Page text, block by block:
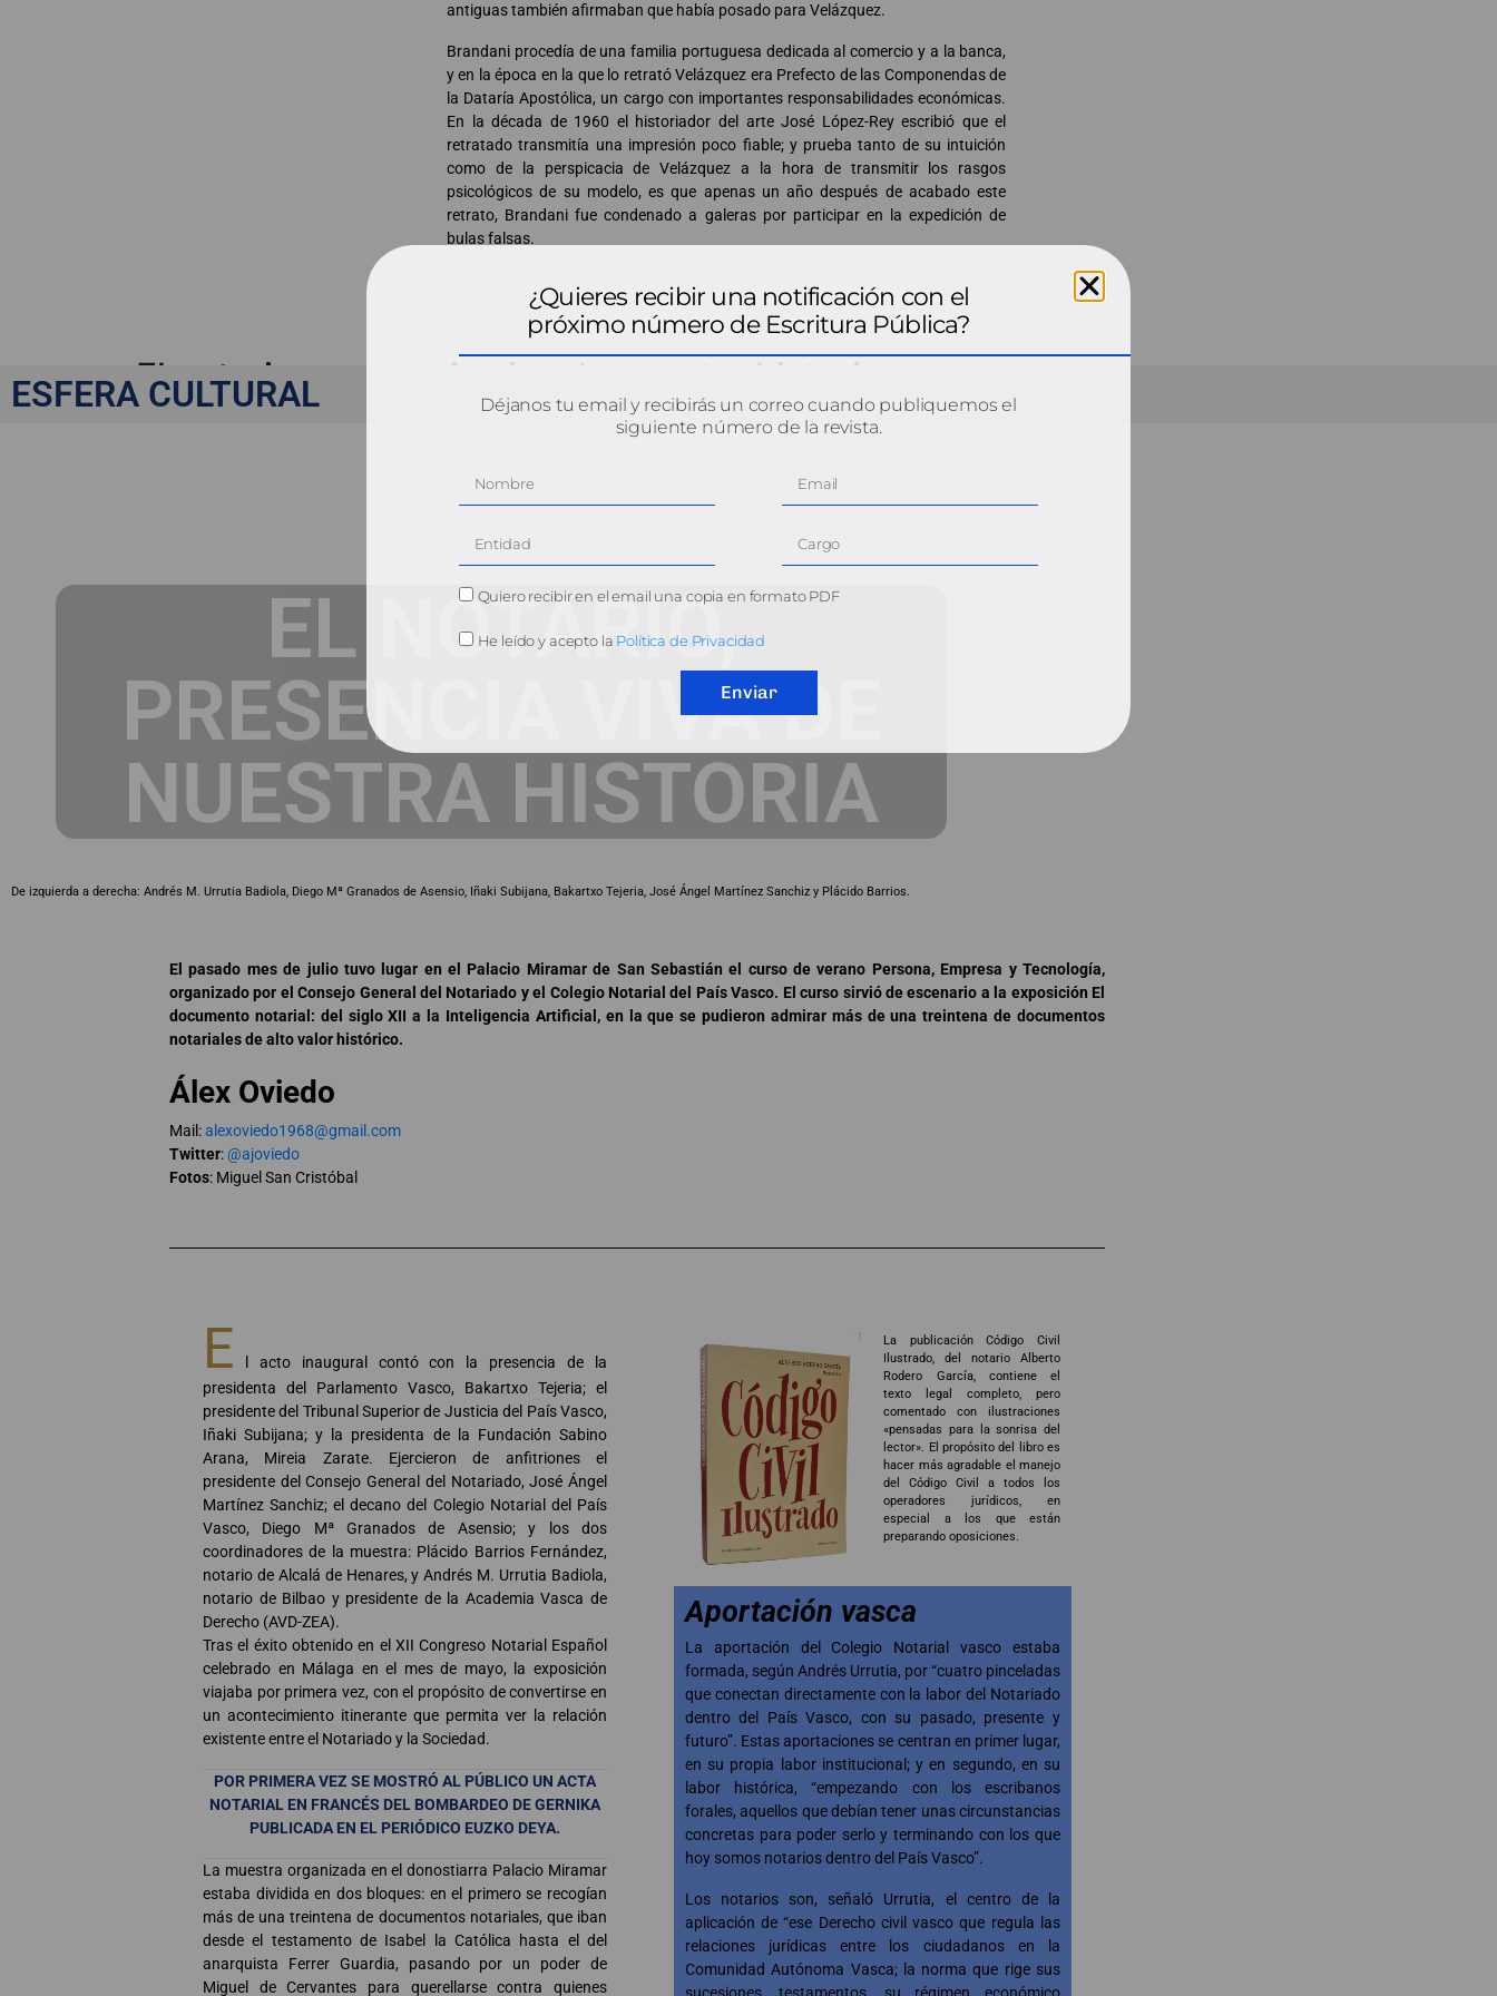
antiguas también afirmaban que había posado para Velázquez.
Brandani procedía de una familia portuguesa dedicada al comercio y a la banca,
y en la época en la que lo retrató Velázquez era Prefecto de las Componendas de
la Dataría Apostólica, un cargo con importantes responsabilidades económicas.
En la década de 1960 el historiador del arte José López-Rey escribió que el
retratado transmitía una impresión poco fiable; y prueba tanto de su intuición
como de la perspicacia de Velázquez a la hora de transmitir los rasgos
psicológicos de su modelo, es que apenas un año después de acabado este
retrato, Brandani fue condenado a galeras por participar en la expedición de
bulas falsas.
El notario, presencia viva de nuestra historia
ESFERA CULTURAL
EL NOTARIO,
PRESENCIA VIVA DE
NUESTRA HISTORIA
De izquierda a derecha: Andrés M. Urrutia Badiola, Diego Mª Granados de Asensio, Iñaki Subijana, Bakartxo Tejeria, José Ángel Martínez Sanchiz y Plácido Barrios.
El pasado mes de julio tuvo lugar en el Palacio Miramar de San Sebastián el curso de verano Persona, Empresa y Tecnología,
organizado por el Consejo General del Notariado y el Colegio Notarial del País Vasco. El curso sirvió de escenario a la exposición El
documento notarial: del siglo XII a la Inteligencia Artificial, en la que se pudieron admirar más de una treintena de documentos
notariales de alto valor histórico.
Álex Oviedo
Mail:alexoviedo1968@gmail.com
Twitter:@ajoviedo
Fotos: Miguel San Cristóbal
E
l acto inaugural contó con la presencia de la
presidenta del Parlamento Vasco, Bakartxo Tejeria; el
presidente del Tribunal Superior de Justicia del País Vasco,
Iñaki Subijana; y la presidenta de la Fundación Sabino
Arana, Mireia Zarate. Ejercieron de anfitriones el
presidente del Consejo General del Notariado, José Ángel
Martínez Sanchiz; el decano del Colegio Notarial del País
Vasco, Diego Mª Granados de Asensio; y los dos
coordinadores de la muestra: Plácido Barrios Fernández,
notario de Alcalá de Henares, y Andrés M. Urrutia Badiola,
notario de Bilbao y presidente de la Academia Vasca de
Derecho (AVD-ZEA).
Tras el éxito obtenido en el XII Congreso Notarial Español
celebrado en Málaga en el mes de mayo, la exposición
viajaba por primera vez, con el propósito de convertirse en
un acontecimiento itinerante que permita ver la relación
existente entre el Notariado y la Sociedad.
POR PRIMERA VEZ SE MOSTRÓ AL PÚBLICO UN ACTA
NOTARIAL EN FRANCÉS DEL BOMBARDEO DE GERNIKA
PUBLICADA EN EL PERIÓDICO EUZKO DEYA.
La muestra organizada en el donostiarra Palacio Miramar
estaba dividida en dos bloques: en el primero se recogían
más de una treintena de documentos notariales, que iban
desde el testamento de Isabel la Católica hasta el del
anarquista Ferrer Guardia, pasando por un poder de
Miguel de Cervantes para querellarse contra quienes
La publicación Código Civil
Ilustrado, del notario Alberto
Rodero García, contiene el
texto legal completo, pero
comentado con ilustraciones
«pensadas para la sonrisa del
lector». El propósito del libro es
hacer más agradable el manejo
del Código Civil a todos los
operadores jurídicos, en
especial a los que están
preparando oposiciones.
Aportación vasca
La aportación del Colegio Notarial vasco estaba
formada, según Andrés Urrutia, por “cuatro pinceladas
que conectan directamente con la labor del Notariado
dentro del País Vasco, con su pasado, presente y
futuro”. Estas aportaciones se centran en primer lugar,
en su propia labor institucional; y en segundo, en su
labor histórica, “empezando con los escribanos
forales, aquellos que debían tener unas circunstancias
concretas para poder serlo y terminando con los que
hoy somos notarios dentro del País Vasco”.
Los notarios son, señaló Urrutia, el centro de la
aplicación de “ese Derecho civil vasco que regula las
relaciones jurídicas entre los ciudadanos en la
Comunidad Autónoma Vasca; la norma que rige sus
sucesiones, testamentos, su régimen económico
¿Quieres recibir una notificación con el
próximo número de Escritura Pública?
Déjanos tu email y recibirás un correo cuando publiquemos el
siguiente número de la revista.
Quiero recibir en el email una copia en formato PDF
He leído y acepto la Política de Privacidad
Enviar